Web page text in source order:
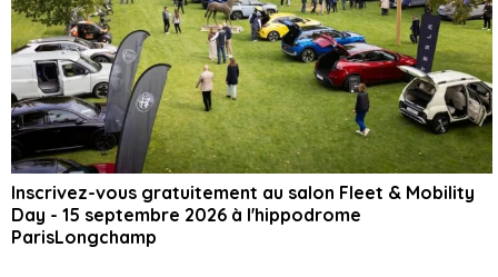
Inscrivez-vous gratuitement au salon Fleet & Mobility
Day - 15 septembre 2026 à l'hippodrome
ParisLongchamp